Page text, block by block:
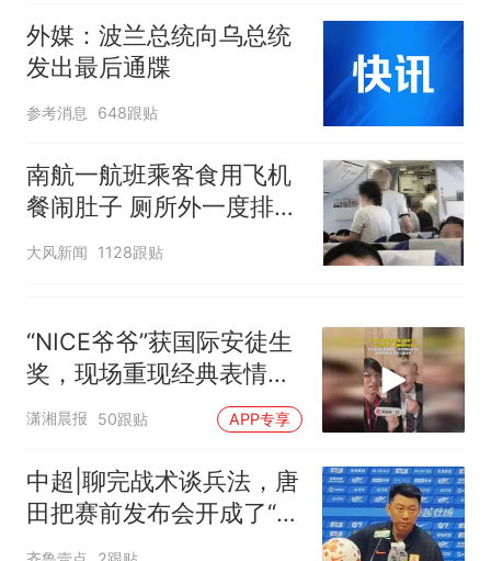
外媒：波兰总统向乌总统
发出最后通牒
参考消息 648跟贴
南航一航班乘客食用飞机
餐闹肚子 厕所外一度排长
队
大风新闻 1128跟贴
“NICE爷爷”获国际安徒生
奖，现场重现经典表情
包，向中国粉丝问好
潇湘晨报 50跟贴 APP专享
中超|聊完战术谈兵法，唐
田把赛前发布会开成了“军
师联盟”